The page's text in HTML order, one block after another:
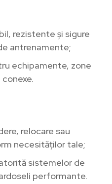
rezistente și sigure
antrenamente;
echipamente, zone
relocare sau
necesităților tale;
sistemelor de
performante.